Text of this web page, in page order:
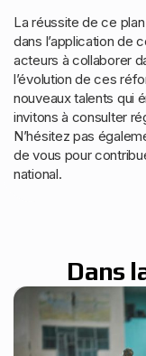
La réussite de ce
dans l’application de
acteurs à collaborer
l’évolution de ces
nouveaux talents qui
invitons à consulter
N’hésitez pas
de vous pour
national.
Dans